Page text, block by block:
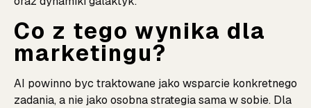
Co z tego wynika dla
marketingu?
AI powinno byc traktowane jako wsparcie konkretnego
zadania, a nie jako osobna strategia sama w sobie. Dla